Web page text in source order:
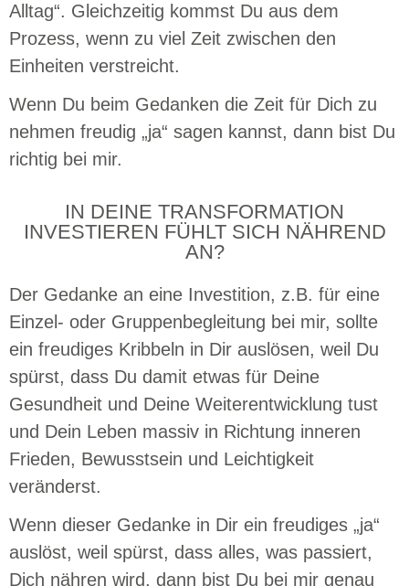
Alltag“. Gleichzeitig kommst Du aus dem
Prozess, wenn zu viel Zeit zwischen den
Einheiten verstreicht.
Wenn Du beim Gedanken die Zeit für Dich zu
nehmen freudig „ja“ sagen kannst, dann bist Du
richtig bei mir.
IN DEINE TRANSFORMATION
INVESTIEREN FÜHLT SICH NÄHREND
AN?
Der Gedanke an eine Investition, z.B. für eine
Einzel- oder Gruppenbegleitung bei mir, sollte
ein freudiges Kribbeln in Dir auslösen, weil Du
spürst, dass Du damit etwas für Deine
Gesundheit und Deine Weiterentwicklung tust
und Dein Leben massiv in Richtung inneren
Frieden, Bewusstsein und Leichtigkeit
veränderst.
Wenn dieser Gedanke in Dir ein freudiges „ja“
auslöst, weil spürst, dass alles, was passiert,
Dich nähren wird, dann bist Du bei mir genau